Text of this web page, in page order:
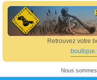
Retrouvez votre
Nous